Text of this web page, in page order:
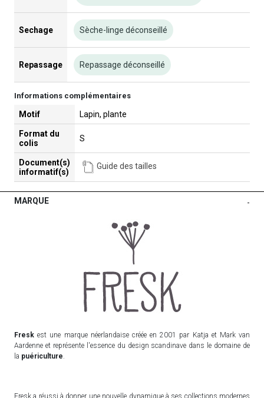
Sechage Sèche-linge déconseillé
Repassage Repassage déconseillé
Informations complémentaires
Motif Lapin, plante
Format du
colis
S
Document(s)
informatif(s)
Guide des tailles
MARQUE -
Freskest une marque néerlandaise créée en 2001 par Katja et Mark van
Aardenne et représente l'essence du design scandinave dans le domaine de
la puériculture
Fresk a réussi à donner une nouvelle dynamique à ses collections modernes